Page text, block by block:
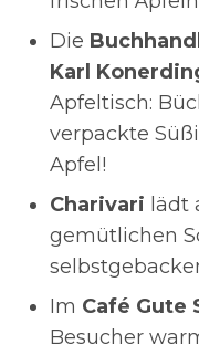
Die
Karl
Apfeltisch:
verpackte
Apfel!
Charivari lädt
gemütlichen
Im Café Gute
Besucher